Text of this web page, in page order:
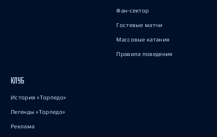
Фан-сектор
Гостевые матчи
Массовые катания
Правила поведения
КЛУБ
История «Торпедо»
Легенды «Торпедо»
Реклама